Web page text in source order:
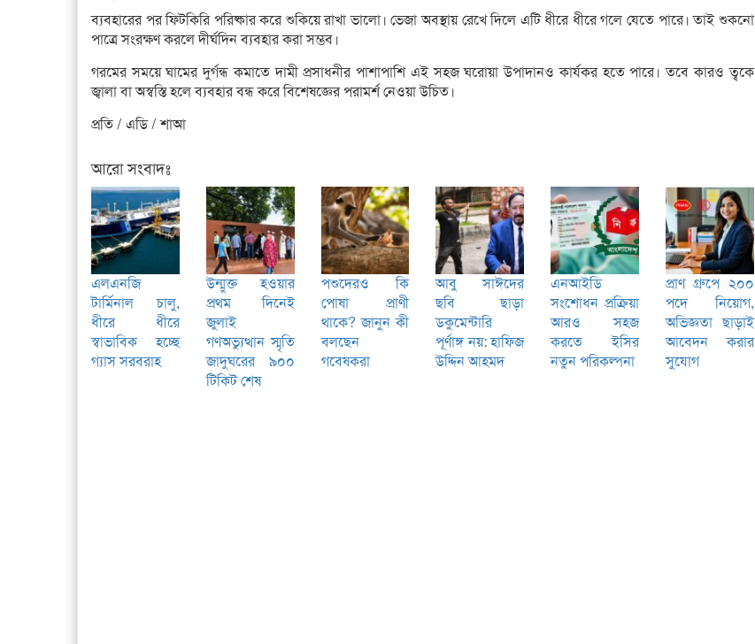
ব্যবহারের পর ফিটকিরি পরিষ্কার করে শুকিয়ে রাখা ভালো। ভেজা অবস্থায় রেখে দিলে এটি ধীরে ধীরে গলে যেতে পারে। তাই শুকনো
পাত্রে সংরক্ষণ করলে দীর্ঘদিন ব্যবহার করা সম্ভব।
গরমের সময়ে ঘামের দুর্গন্ধ কমাতে দামী প্রসাধনীর পাশাপাশি এই সহজ ঘরোয়া উপাদানও কার্যকর হতে পারে। তবে কারও ত্বকে
জ্বালা বা অস্বস্তি হলে ব্যবহার বন্ধ করে বিশেষজ্ঞের পরামর্শ নেওয়া উচিত।
প্রতি / এডি / শাআ
আরো সংবাদঃ
এলএনজি
টার্মিনাল চালু,
ধীরে ধীরে
স্বাভাবিক হচ্ছে
গ্যাস সরবরাহ
উন্মুক্ত হওয়ার
প্রথম দিনেই
জুলাই
গণঅভ্যুত্থান স্মৃতি
জাদুঘরের ৯০০
টিকিট শেষ
পশুদেরও কি
পোষা প্রাণী
থাকে? জানুন কী
বলছেন
গবেষকরা
আবু সাঈদের
ছবি ছাড়া
ডকুমেন্টারি
পূর্ণাঙ্গ নয়: হাফিজ
উদ্দিন আহমদ
এনআইডি
সংশোধন প্রক্রিয়া
আরও সহজ
করতে ইসির
নতুন পরিকল্পনা
প্রাণ গ্রুপে ২০০
পদে নিয়োগ,
অভিজ্ঞতা ছাড়াই
আবেদন করার
সুযোগ